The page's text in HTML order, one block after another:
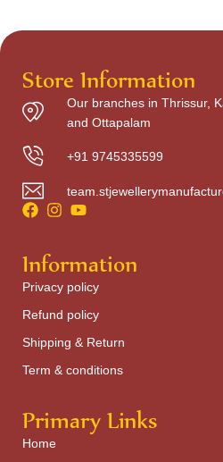
Store Information
Our branches in Thrissur,
and Ottapalam
+91 9745335599
Information
Privacy policy
Refund policy
Shipping & Return
Term & conditions
Primary Links
Home